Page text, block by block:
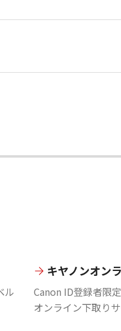
ル
キヤノンオン
Canon ID登録者限
オンライン下取り